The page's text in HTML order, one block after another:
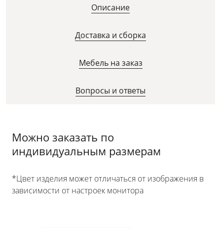
Описание
Доставка и сборка
Мебель на заказ
Вопросы и ответы
Можно заказать по
индивидуальным размерам
*Цвет изделия может отличаться от изображения в
зависимости от настроек монитора